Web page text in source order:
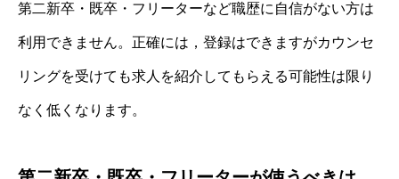
第二新卒・既卒・フリーターなど職歴に自信がない方は
利用できません。正確には，登録はできますがカウンセ
リングを受けても求人を紹介してもらえる可能性は限り
なく低くなります。